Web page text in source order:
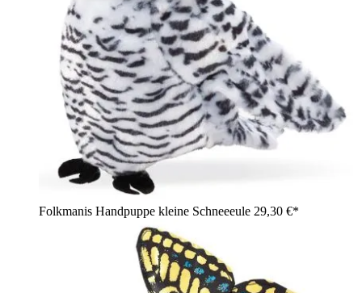
Folkmanis Handpuppe kleine Schneeeule 29,30 €*